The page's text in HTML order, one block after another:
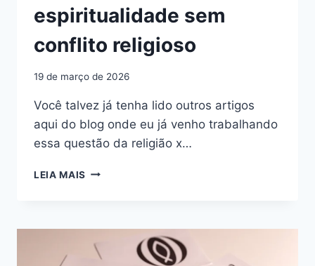
espiritualidade sem
conflito religioso
19 de março de 2026
Você talvez já tenha lido outros artigos
aqui do blog onde eu já venho trabalhando
essa questão da religião x…
LEIA MAIS O
RELIGIÕES:
ESPIRITUALIDADE
SEM